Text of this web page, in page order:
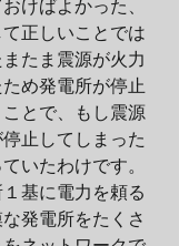
けばよかった、
正しいことでは
たま震源が火力
め発電所が停止
とで、もし震源
止してしまった
いたわけです。
基に電力を頼る
発電所をたくさ